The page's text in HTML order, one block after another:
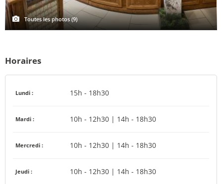
Toutes les photos (9)
Horaires
Lundi : 15h - 18h30
Mardi : 10h - 12h30 | 14h - 18h30
Mercredi : 10h - 12h30 | 14h - 18h30
Jeudi : 10h - 12h30 | 14h - 18h30